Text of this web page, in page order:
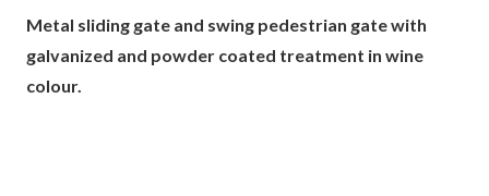
Metal sliding gate and swing pedestrian gate with
galvanized and powder coated treatment in wine
colour.